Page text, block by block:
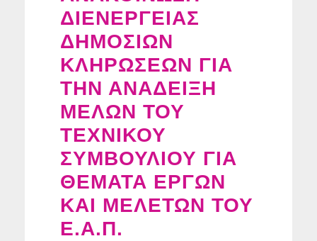
ΔΙΕΝΕΡΓΕΙΑΣ
ΔΗΜΟΣΙΩΝ
ΚΛΗΡΩΣΕΩΝ ΓΙΑ
ΤΗΝ ΑΝΑΔΕΙΞΗ
ΜΕΛΩΝ ΤΟΥ
ΤΕΧΝΙΚΟΥ
ΣΥΜΒΟΥΛΙΟΥ ΓΙΑ
ΘΕΜΑΤΑ ΕΡΓΩΝ
ΚΑΙ ΜΕΛΕΤΩΝ ΤΟΥ
Ε.Α.Π.